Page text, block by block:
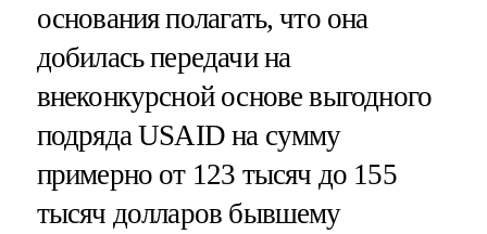
основания полагать, что она
добилась передачи на
внеконкурсной основе выгодного
подряда USAID на сумму
примерно от 123 тысяч до 155
тысяч долларов бывшему